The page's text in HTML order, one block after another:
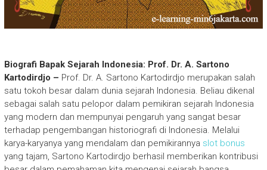
Biografi Bapak Sejarah Indonesia: Prof. Dr. A. Sartono
Kartodirdjo – Prof. Dr. A. Sartono Kartodirdjo merupakan salah
satu tokoh besar dalam dunia sejarah Indonesia. Beliau dikenal
sebagai salah satu pelopor dalam pemikiran sejarah Indonesia
yang modern dan mempunyai pengaruh yang sangat besar
terhadap pengembangan historiografi di Indonesia. Melalui
karya-karyanya yang mendalam dan pemikirannya slot bonus
yang tajam, Sartono Kartodirdjo berhasil memberikan kontribusi